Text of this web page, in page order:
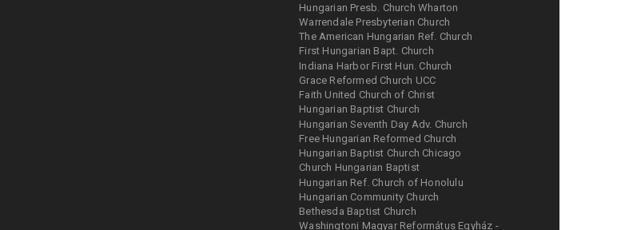
Hungarian Presb. Church Wharton
Warrendale Presbyterian Church
The American Hungarian Ref. Church
First Hungarian Bapt. Church
Indiana Harbor First Hun. Church
Grace Reformed Church UCC
Faith United Church of Christ
Hungarian Baptist Church
Hungarian Seventh Day Adv. Church
Free Hungarian Reformed Church
Hungarian Baptist Church Chicago
Church Hungarian Baptist
Hungarian Ref. Church of Honolulu
Hungarian Community Church
Bethesda Baptist Church
Washingtoni Magyar Református Egyház -